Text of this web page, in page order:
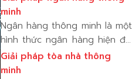
công việc mà các chuyên gia
chăm sóc sức khỏe và quản
lý bệnh viện đang làm, chẳng
hạn như theo dõi công suất
sử dụng giư
minh
Ngân hàng thông minh là một
hình thức ngân hàng hiện đại
sử dụng công nghệ để giúp
khách hàng quản lý tiền của
Giải pháp tòa nhà thông
minh